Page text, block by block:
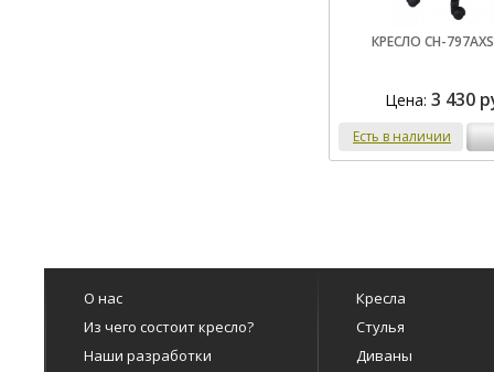
КРЕСЛО CH-
Цена: 3 430
Есть в наличии
О нас
Из чего состоит кресло?
Наши разработки
Кресла
Стулья
Диваны